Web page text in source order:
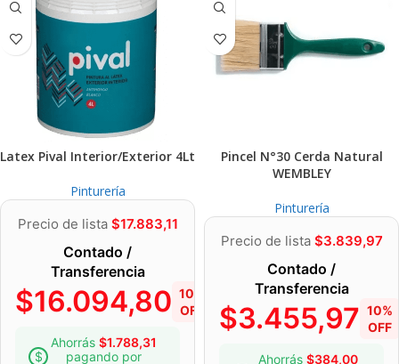
Latex Pival Interior/Exterior 4Lt
Pinturería
Precio de lista $17.883,11
Contado /
Transferencia
$16.094,80 10%
OFF
Ahorrás $1.788,31
pagando por
Pincel N°30 Cerda Natural
WEMBLEY
Pinturería
Precio de lista $3.839,97
Contado /
Transferencia
$3.455,97 10%
OFF
Ahorrás $384,00